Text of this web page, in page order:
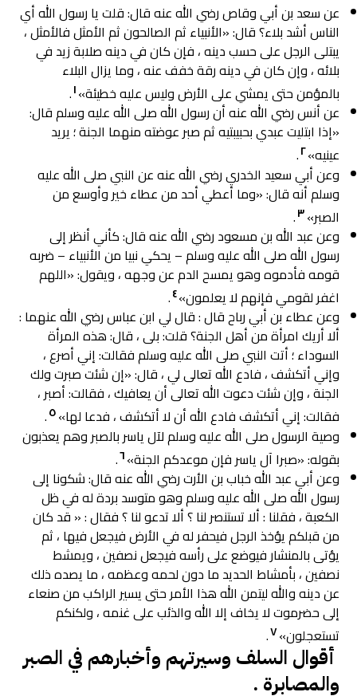
عن سعد بن أبي وقاص رضي الله عنه قال: قلت يا رسول الله أي
الناس أشد بلاء؟ قال: «الأنبياء ثم الصالحون ثم الأمثل فالأمثل ،
يبتلی الرجل على حسب دينه ، فإن كان في دينه صلابة زيد في
بلائه ، وإن كان في دينه رقة خفف عنه ، وما يزال البلاء
بالمؤمن حتى يمشي على الأرض وليس عليه خطيئة»١.
عن أنس رضي الله عنه أن رسول الله صلى الله عليه وسلم قال:
«إذا ابتليت عبدي بحبيبتيه ثم صبر عوضته منهما الجنة ؛ يريد
عينيه»٢.
وعن أبي سعيد الخدري رضي الله عنه عن النبي صلى الله عليه
وسلم أنه قال: «وما أعطي أحد من عطاء خير وأوسع من
الصبر»٣.
وعن عبد الله بن مسعود رضي الله عنه قال: كأني أنظر إلى
رسول الله صلى الله عليه وسلم – يحكي نبيا من الأنبياء – ضربه
قومه فأدموه وهو يمسح الدم عن وجهه ، ويقول: «اللهم
اغفر لقومي فإنهم لا يعلمون»٤.
وعن عطاء بن أبي رباح قال : قال لي ابن عباس رضي الله عنهما :
ألا أريك امرأة من أهل الجنة؟ قلت: بلى ، قال: هذه المرأة
السوداء ؛ أتت النبي صلى الله عليه وسلم فقالت: إني أصرع ،
وإني أتكشف ، فادع الله تعالى لي ، قال: «إن شئت صبرت ولك
الجنة ، وإن شئت دعوت الله تعالى أن يعافيك ، فقالت: أصبر ،
فقالت: إني أتكشف فادع الله أن لا أتكشف ، فدعا لها»٥.
وصية الرسول صلى الله عليه وسلم لآل ياسر بالصبر وهم يعذبون
بقوله: «صبرا آل ياسر فإن موعدكم الجنة»٦.
وعن أبي عبد الله خباب بن الأرت رضي الله عنه قال: شكونا إلى
رسول الله صلى الله عليه وسلم وهو متوسد بردة له في ظل
الكعبة ، فقلنا : ألا تستنصر لنا ؟ ألا تدعو لنا ؟ فقال : « قد كان
من قبلكم يؤخذ الرجل فيحفر له في الأرض فيجعل فيها ، ثم
يؤتى بالمنشار فيوضع على رأسه فيجعل نصفين ، ويمشط
نصفين ، بأمشاط الحديد ما دون لحمه وعظمه ، ما يصده ذلك
عن دينه والله ليتمن الله هذا الأمر حتى يسير الراكب من صنعاء
إلى حضرموت لا يخاف إلا الله والذئب على غنمه ، ولكنكم
تستعجلون»٧.
أقوال السلف وسيرتهم وأخبارهم في الصبر
والمصابرة .